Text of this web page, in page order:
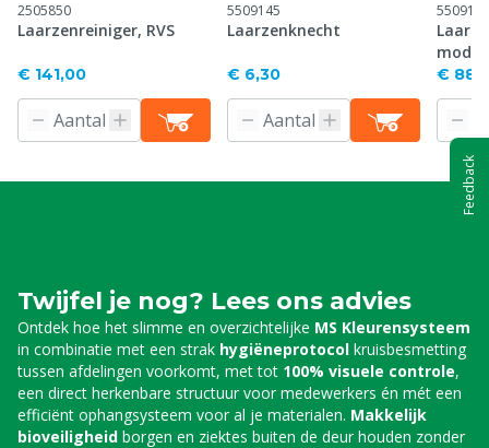
2505850
Laarzenreiniger, RVS
€ 141,00
5509145
Laarzenknecht
€ 6,30
5509148
model
€
Twijfel je nog? Lees ons advies
Ontdek hoe het slimme en overzichtelijke MS Kleurensysteem
in combinatie met een strak hygiëneprotocol kruisbesmetting
tussen afdelingen voorkomt, met tot 100% visuele controle,
een direct herkenbare structuur voor medewerkers én mét een
efficiënt ophangsysteem voor al je materialen. Makkelijk
bioveiligheid borgen en ziektes buiten de deur houden zonder
Feedback